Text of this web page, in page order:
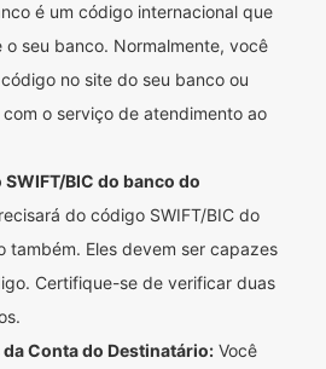
é um código internacional que
seu banco. Normalmente, você
no site do seu banco ou
o serviço de atendimento ao
BIC do banco do
do código SWIFT/BIC do
também. Eles devem ser capazes
Certifique-se de verificar duas
Conta do Destinatário: Você